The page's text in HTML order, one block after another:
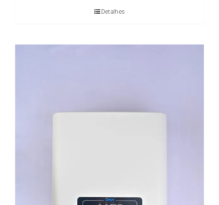
Detalhes